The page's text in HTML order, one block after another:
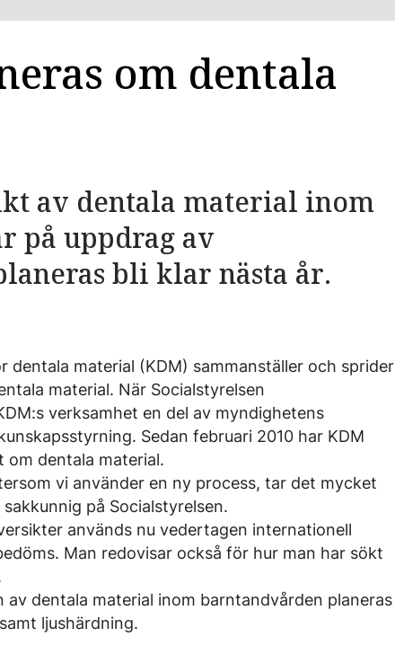
om dentala
av dentala material inom
på uppdrag av
bli klar nästa år.
dentala material (KDM) sammanställer och sprider
material. När Socialstyrelsen
verksamhet en del av myndighetens
Sedan februari 2010 har KDM
om dentala material.
vi använder en ny process, tar det mycket
på Socialstyrelsen.
används nu vedertagen internationell
Man redovisar också för hur man har sökt
dentala material inom barntandvården planeras
ljushärdning.